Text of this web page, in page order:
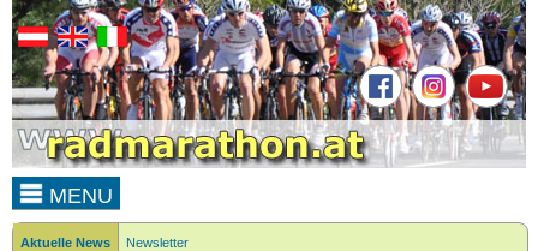
MENU
Aktuelle News Newsletter